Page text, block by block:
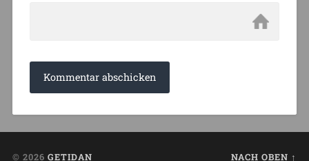
© 2026 GETIDAN NACH OBEN ↑